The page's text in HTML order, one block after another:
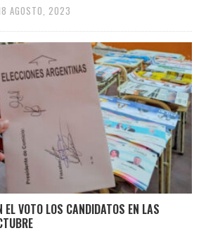
AGOSTO, 2023
EL VOTO LOS CANDIDATOS EN LAS